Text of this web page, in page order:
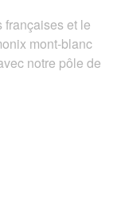
françaises et le
mont-blanc
notre pôle de